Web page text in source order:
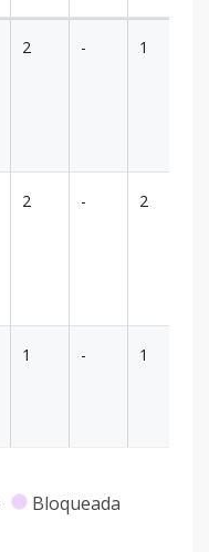
2 - 1
2 - 2
1 - 1
Bloqueada